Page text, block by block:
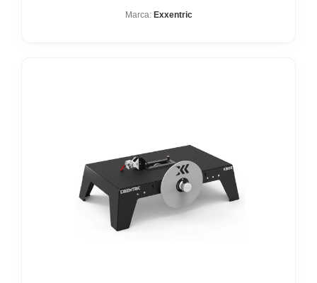
Marca: Exxentric